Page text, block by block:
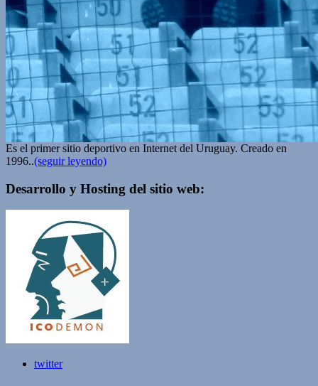
Es el primer sitio deportivo en Internet del Uruguay. Creado en
1996..(seguir leyendo)
Desarrollo y Hosting del sitio web:
twitter